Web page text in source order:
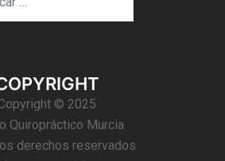
© 2025
Quiropráctico Murcia
derechos reservados